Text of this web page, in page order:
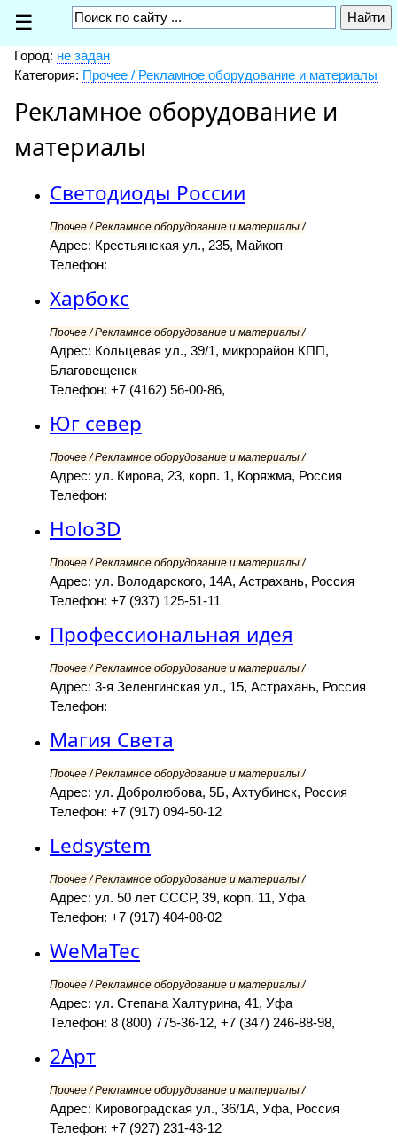
☰
Город: не задан
Категория: Прочее / Рекламное оборудование и материалы
Рекламное оборудование и
материалы
Светодиоды России
Прочее / Рекламное оборудование и материалы /
Адрес: Крестьянская ул., 235, Майкоп
Телефон:
Харбокс
Прочее / Рекламное оборудование и материалы /
Адрес: Кольцевая ул., 39/1, микрорайон КПП,
Благовещенск
Телефон: +7 (4162) 56-00-86,
Юг север
Прочее / Рекламное оборудование и материалы /
Адрес: ул. Кирова, 23, корп. 1, Коряжма, Россия
Телефон:
Holo3D
Прочее / Рекламное оборудование и материалы /
Адрес: ул. Володарского, 14А, Астрахань, Россия
Телефон: +7 (937) 125-51-11
Профессиональная идея
Прочее / Рекламное оборудование и материалы /
Адрес: 3-я Зеленгинская ул., 15, Астрахань, Россия
Телефон:
Магия Света
Прочее / Рекламное оборудование и материалы /
Адрес: ул. Добролюбова, 5Б, Ахтубинск, Россия
Телефон: +7 (917) 094-50-12
Ledsystem
Прочее / Рекламное оборудование и материалы /
Адрес: ул. 50 лет СССР, 39, корп. 11, Уфа
Телефон: +7 (917) 404-08-02
WeMaTec
Прочее / Рекламное оборудование и материалы /
Адрес: ул. Степана Халтурина, 41, Уфа
Телефон: 8 (800) 775-36-12, +7 (347) 246-88-98,
2Арт
Прочее / Рекламное оборудование и материалы /
Адрес: Кировоградская ул., 36/1А, Уфа, Россия
Телефон: +7 (927) 231-43-12